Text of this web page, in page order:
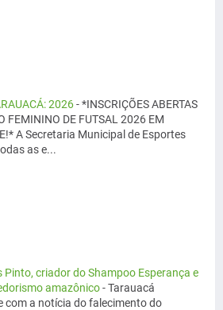
2026-*INSCRIÇÕES ABERTAS
FEMININO DE FUTSAL 2026 EM
A Secretaria Municipal de Esportes
as e...
Pinto, criador do Shampoo Esperança e
amazônico-Tarauacá
com a notícia do falecimento do